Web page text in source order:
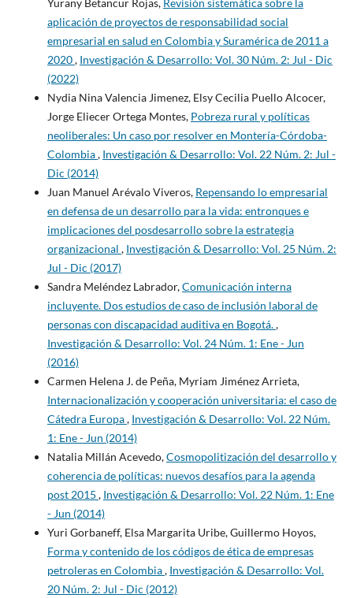
Yurany Betancur Rojas, Revisión sistemática sobre la
aplicación de proyectos de responsabilidad social
empresarial en salud en Colombia y Suramérica de 2011 a
2020, Investigación & Desarrollo: Vol. 30 Núm. 2: Jul - Dic
(2022)
Nydia Nina Valencia Jimenez, Elsy Cecilia Puello Alcocer,
Jorge Eliecer Ortega Montes, Pobreza rural y políticas
neoliberales: Un caso por resolver en Montería-Córdoba-
Colombia, Investigación & Desarrollo: Vol. 22 Núm. 2: Jul -
Dic (2014)
Juan Manuel Arévalo Viveros, Repensando lo empresarial
en defensa de un desarrollo para la vida: entronques e
implicaciones del posdesarrollo sobre la estrategia
organizacional , Investigación & Desarrollo: Vol. 25 Núm. 2:
Jul - Dic (2017)
Sandra Meléndez Labrador,Comunicación interna
incluyente. Dos estudios de caso de inclusión laboral de
personas con discapacidad auditiva en Bogotá.,
Investigación & Desarrollo: Vol. 24 Núm. 1: Ene - Jun
(2016)
Carmen Helena J. de Peña, Myriam Jiménez Arrieta,
Internacionalización y cooperación universitaria: el caso de
Cátedra Europa, Investigación & Desarrollo: Vol. 22 Núm.
1: Ene - Jun (2014)
Natalia Millán Acevedo,Cosmopolitización del desarrollo y
coherencia de políticas: nuevos desafíos para la agenda
post 2015 , Investigación & Desarrollo: Vol. 22 Núm. 1: Ene
- Jun (2014)
Yuri Gorbaneff, Elsa Margarita Uribe, Guillermo Hoyos,
Forma y contenido de los códigos de ética de empresas
petroleras en Colombia, Investigación & Desarrollo: Vol.
20 Núm. 2: Jul - Dic (2012)